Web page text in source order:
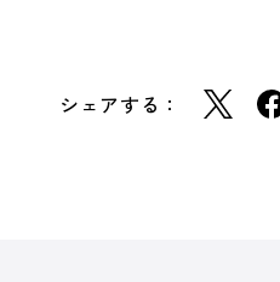
シェアする：